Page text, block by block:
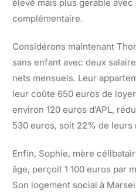
élevé mais plus gérable
complémentaire.
Considérons maintenant
sans enfant avec deux
nets mensuels. Leur
leur coûte 650 euros de
environ 120 euros d’APL,
530 euros, soit 22% de leurs
Enfin, Sophie, mère
âge, perçoit 1 100 euros par
Son logement social à